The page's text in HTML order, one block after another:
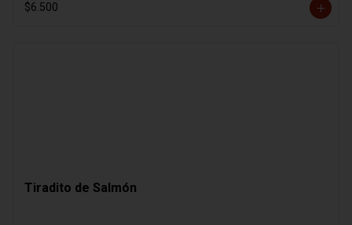
$6.500
Tiradito de Salmón